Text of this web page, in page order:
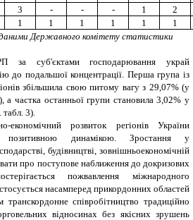
3 - - - 1
2
1 1 1 1 1
1
Державного комітету статистики
за суб'єктами господарювання украй
до подальшої концентрації. Перша група із
збільшила свою питому вагу з 29,07% (у
частка останньої групи становила 3,02% у
3).
розвиток регіонів України
позитивною динамікою. Зростання у
будівництві, зовнішньоекономічній
про поступове наближення до докризових
пожвавлення міжнародного
насамперед прикордонних областей
співробітництво традиційно
відносинах без якісних зрушень